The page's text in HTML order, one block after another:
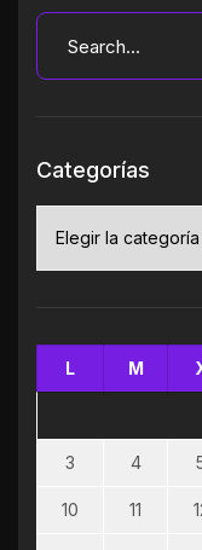
Categorías
L M
3 4
10 11